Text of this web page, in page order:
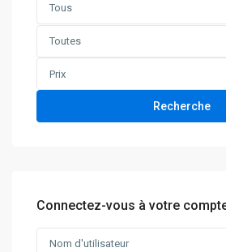
Tous
Toutes
Prix
Recherche
Connectez-vous à votre